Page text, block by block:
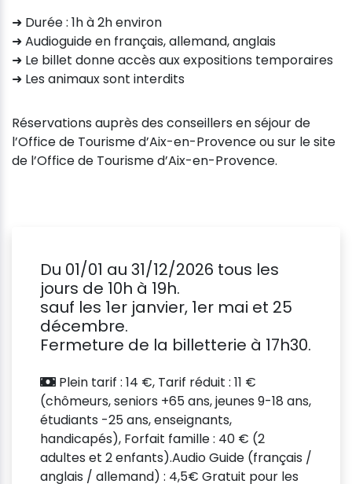
➜ Durée : 1h à 2h environ
➜ Audioguide en français, allemand, anglais
➜ Le billet donne accès aux expositions temporaires
➜ Les animaux sont interdits
Réservations auprès des conseillers en séjour de
l’Office de Tourisme d’Aix-en-Provence ou sur le site
de l’Office de Tourisme d’Aix-en-Provence.
Du 01/01 au 31/12/2026 tous les
jours de 10h à 19h.
sauf les 1er janvier, 1er mai et 25
décembre.
Fermeture de la billetterie à 17h30.
Plein tarif : 14 €, Tarif réduit : 11 €
(chômeurs, seniors +65 ans, jeunes 9-18 ans,
étudiants -25 ans, enseignants,
handicapés), Forfait famille : 40 € (2
adultes et 2 enfants).Audio Guide (français /
anglais / allemand) : 4,5€ Gratuit pour les